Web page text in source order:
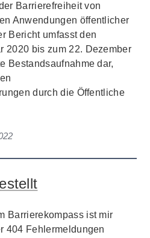
Barrierefreiheit von
Anwendungen öffentlicher
Bericht umfasst den
2020 bis zum 22. Dezember
Bestandsaufnahme dar,
durch die Öffentliche
Barrierekompass ist mir
404 Fehlermeldungen